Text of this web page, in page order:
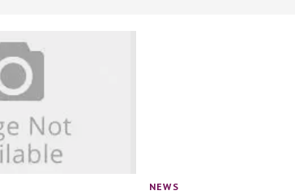
NEWS